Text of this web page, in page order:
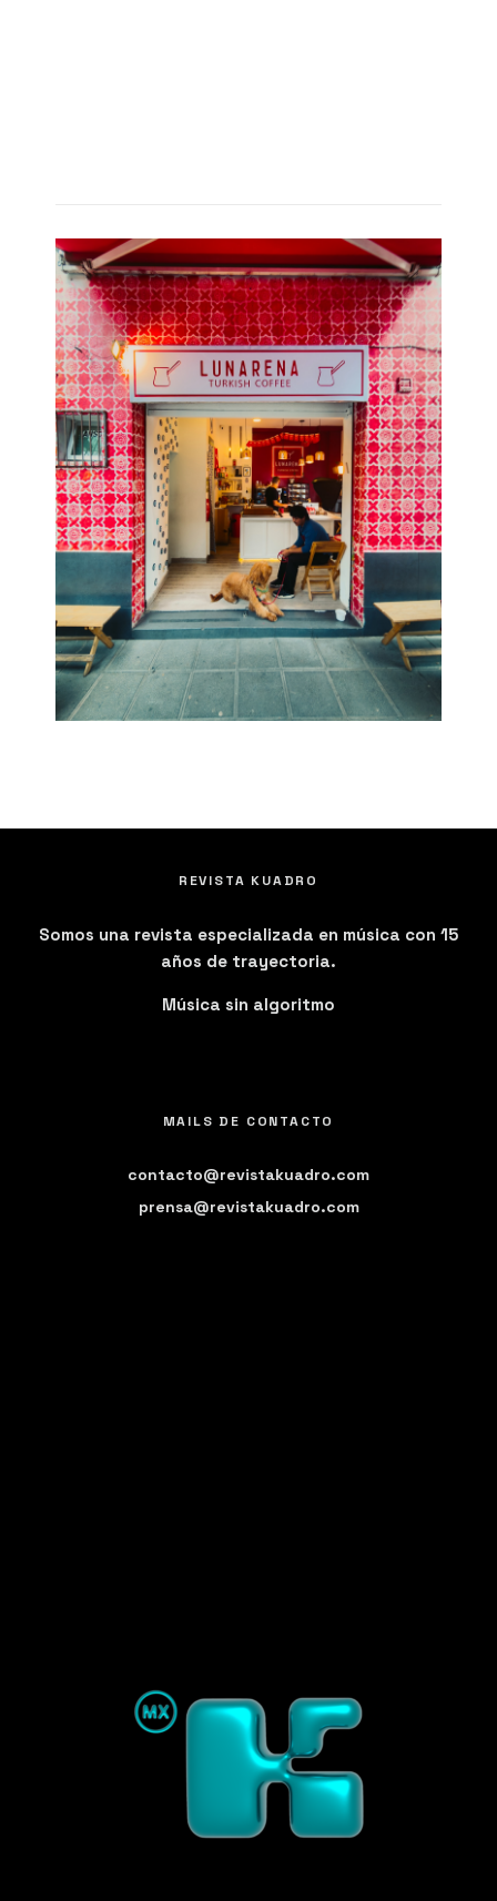
REVISTA KUADRO
Somos una revista especializada en música con 15
años de trayectoria.
Música sin algoritmo
MAILS DE CONTACTO
contacto@revistakuadro.com
prensa@revistakuadro.com